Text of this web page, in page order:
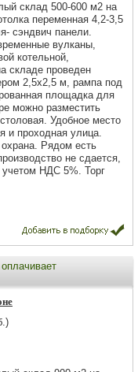
склад 500-600 м2 на
переменная 4,2-3,5
сэндвич панели.
вулканы,
котельной,
складе проведен
2,5х2,5 м, рампа под
плoщaдка для
можно разместить
Удoбнoe место
и проходная улица.
охрана. Рядом есть
не сдается,
НДС 5%. Торг